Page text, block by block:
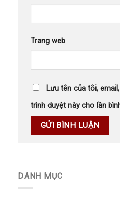
Trang web
Lưu tên của tôi,
trình duyệt này cho lần
DANH MỤC